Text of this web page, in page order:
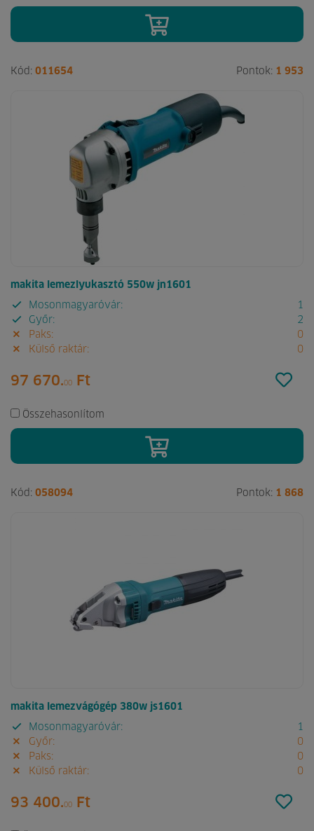
Kód: 011654 Pontok: 1 953
makita lemezlyukasztó 550w jn1601
Mosonmagyaróvár:
1
Győr:
2
Paks:
0
Külső raktár:
0
97 670.00 Ft
Összehasonlítom
Kód: 058094 Pontok: 1 868
makita lemezvágógép 380w js1601
Mosonmagyaróvár:
1
Győr:
0
Paks:
0
Külső raktár:
0
93 400.00 Ft